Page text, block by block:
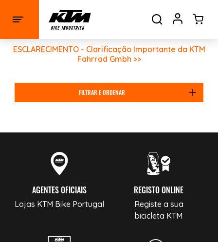
ESCLARECIMENTO - Clarificação Importante da KTM
Fahrrad Gmbh >>
FILTRAR E ORDENAR
AGENTES OFICIAIS
Lojas KTM Bike Portugal
REGISTO ONLINE
Registe a sua
bicicleta KTM